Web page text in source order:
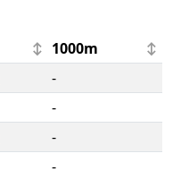
1000m
-
-
-
-